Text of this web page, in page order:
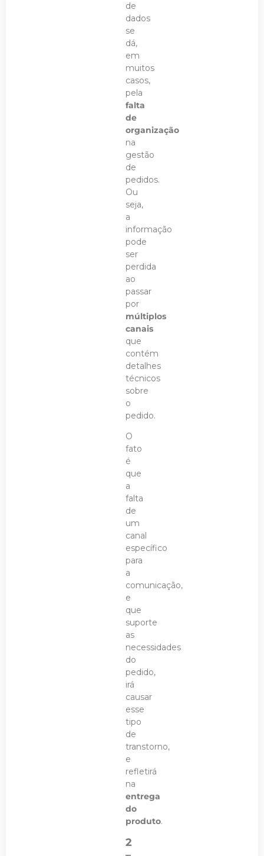
de
dados
se
dá,
em
muitos
casos,
pela
falta
de
organização
na
gestão
de
pedidos.
Ou
seja,
a
informação
pode
ser
perdida
ao
passar
por
múltiplos
canais
que
contém
detalhes
técnicos
sobre
o
pedido.
O
fato
é
que
a
falta
de
um
canal
específico
para
a
comunicação,
e
que
suporte
as
necessidades
do
pedido,
irá
causar
esse
tipo
de
transtorno,
e
refletirá
na
entrega
do
produto.
2